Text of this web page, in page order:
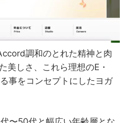
調和のとれた精神と肉
美しさ、これら理想のE・
事をコンセプトにしたヨガ